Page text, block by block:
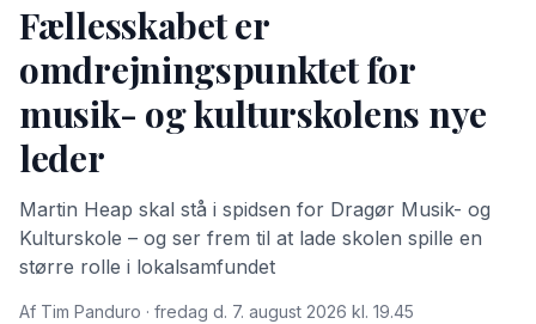
Fællesskabet er
omdrejningspunktet for
musik- og kulturskolens nye
leder
Martin Heap skal stå i spidsen for Dragør Musik- og
Kulturskole – og ser frem til at lade skolen spille en
større rolle i lokalsamfundet
Af Tim Panduro · fredag d. 7. august 2026 kl. 19.45